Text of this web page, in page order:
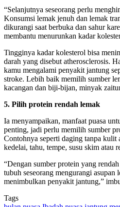
“Selanjutnya seseorang perlu
Konsumsi lemak jenuh dan lemak
dikurangi saat berbuka dan sahur
membantu menurunkan kadar
Tingginya kadar kolesterol bisa
darah yang disebut atherosclerosis.
kamu mengalami penyakit jantung
stroke. Lebih baik memilih sumber
kacangan dan biji-bijan, minyak
5. Pilih protein rendah lemak
Ia menyampaikan, manfaat puasa
penting, jadi perlu memilih sumber
Contohnya seperti daging tanpa kulit
kedelai, tahu, tempe, susu skim atau
“Dengan sumber protein yang
tubuh seseorang mengurangi asupan
menimbulkan penyakit jantung,”
Tags